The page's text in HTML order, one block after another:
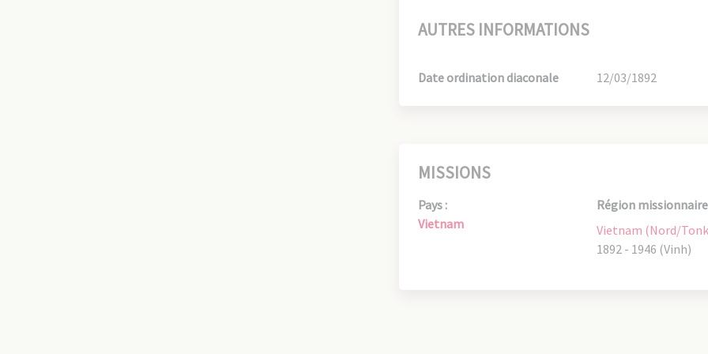
AUTRES INFORMATIONS
Date ordination diaconale 12/03/1892
MISSIONS
Pays :
Vietnam
Région
Vietnam (Nord/
1892 - 1946 (Vinh)